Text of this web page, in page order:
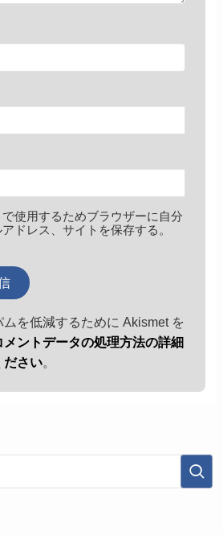
使用するためブラウザーに自分
ドレス、サイトを保存する。
を低減するために Akismet を
メントデータの処理方法の詳細
ださい。